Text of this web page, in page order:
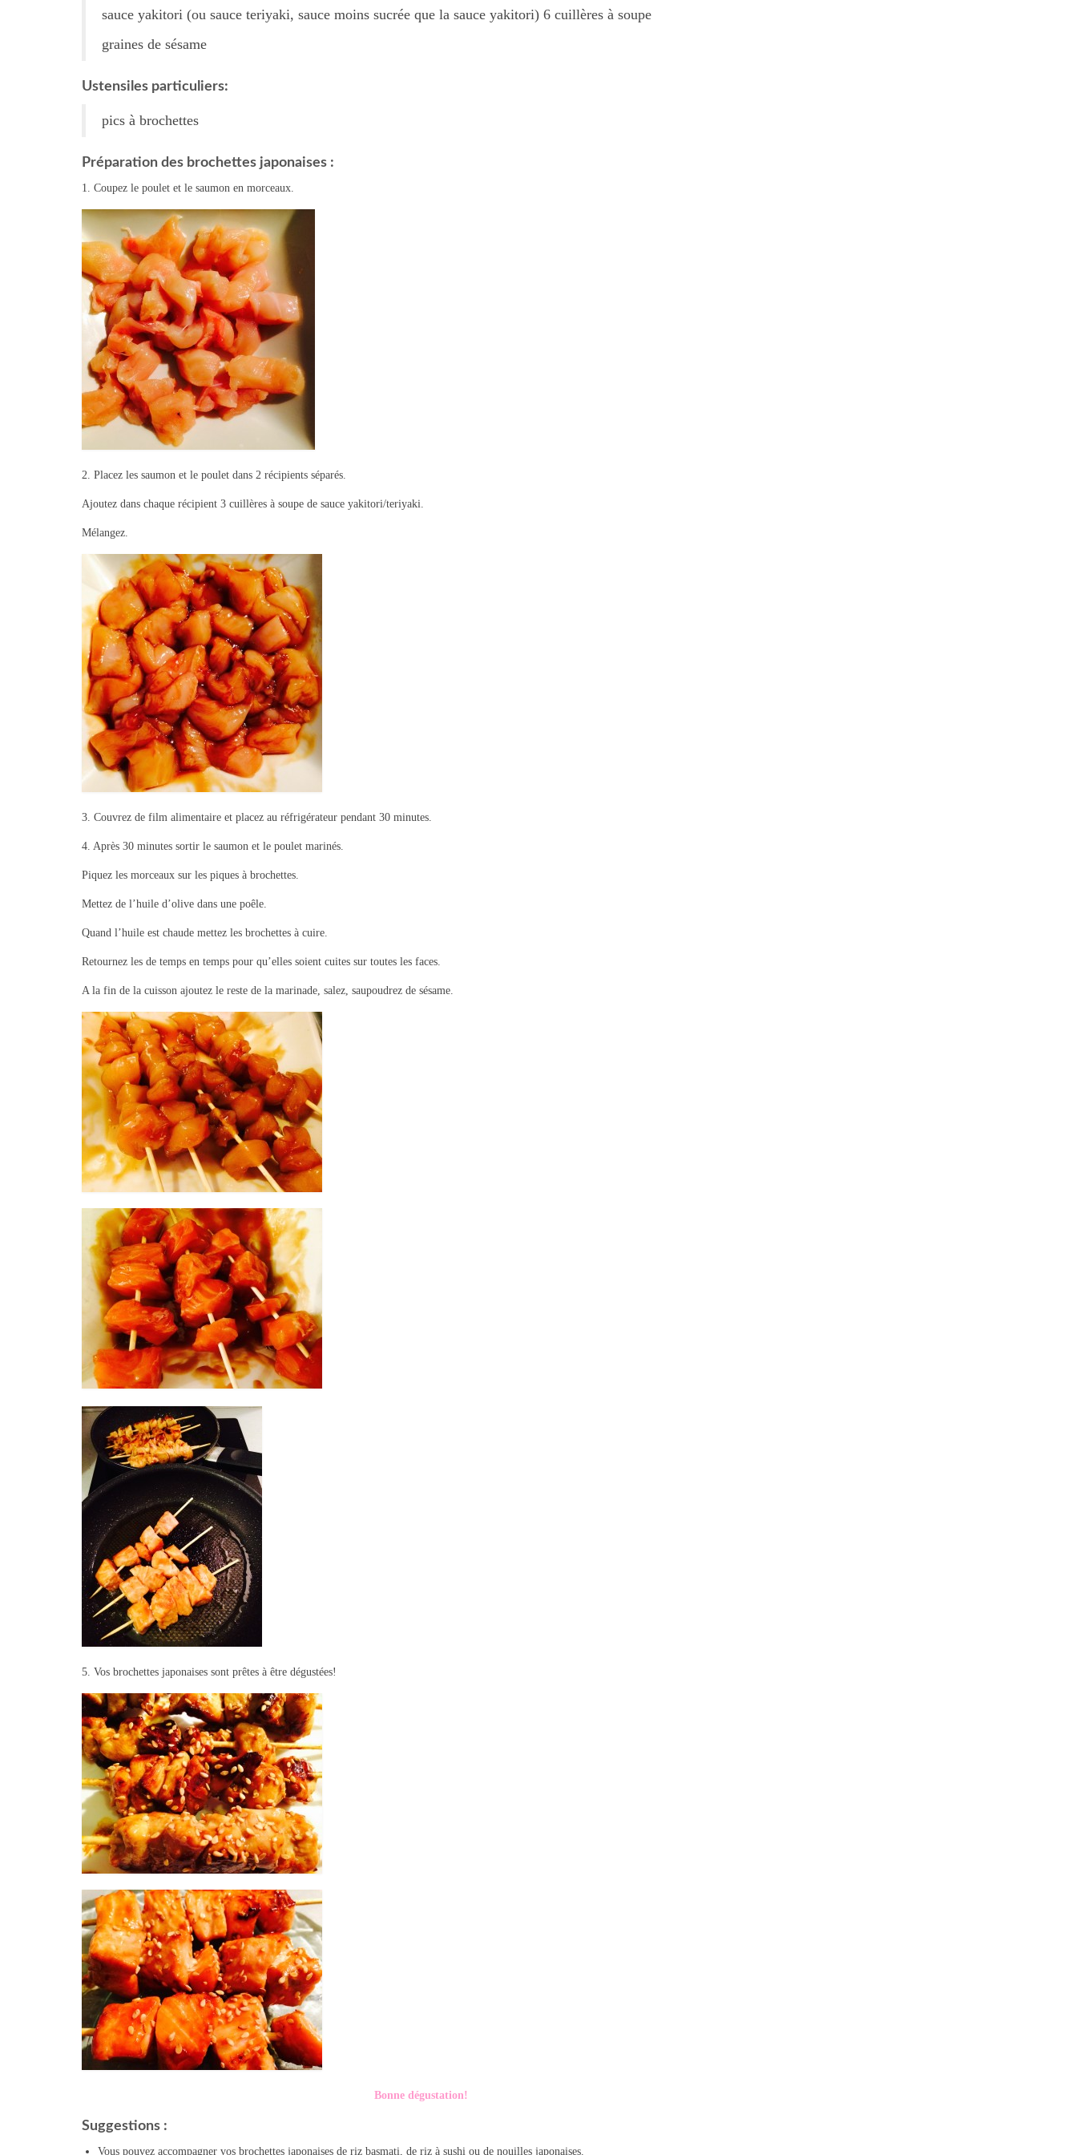
sauce yakitori (ou sauce teriyaki, sauce moins sucrée que la sauce yakitori) 6 cuillères à soupe
graines de sésame
Ustensiles particuliers:
pics à brochettes
Préparation des brochettes japonaises :
1. Coupez le poulet et le saumon en morceaux.
2. Placez les saumon et le poulet dans 2 récipients séparés.
Ajoutez dans chaque récipient 3 cuillères à soupe de sauce yakitori/teriyaki.
Mélangez.
3. Couvrez de film alimentaire et placez au réfrigérateur pendant 30 minutes.
4. Après 30 minutes sortir le saumon et le poulet marinés.
Piquez les morceaux sur les piques à brochettes.
Mettez de l’huile d’olive dans une poêle.
Quand l’huile est chaude mettez les brochettes à cuire.
Retournez les de temps en temps pour qu’elles soient cuites sur toutes les faces.
A la fin de la cuisson ajoutez le reste de la marinade, salez, saupoudrez de sésame.
5. Vos brochettes japonaises sont prêtes à être dégustées!
Bonne dégustation!
Suggestions :
Vous pouvez accompagner vos brochettes japonaises de riz basmati, de riz à sushi ou de nouilles japonaises.